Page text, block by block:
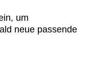
um
neue passende